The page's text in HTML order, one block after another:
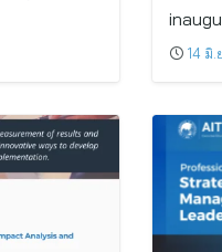
14 มิ